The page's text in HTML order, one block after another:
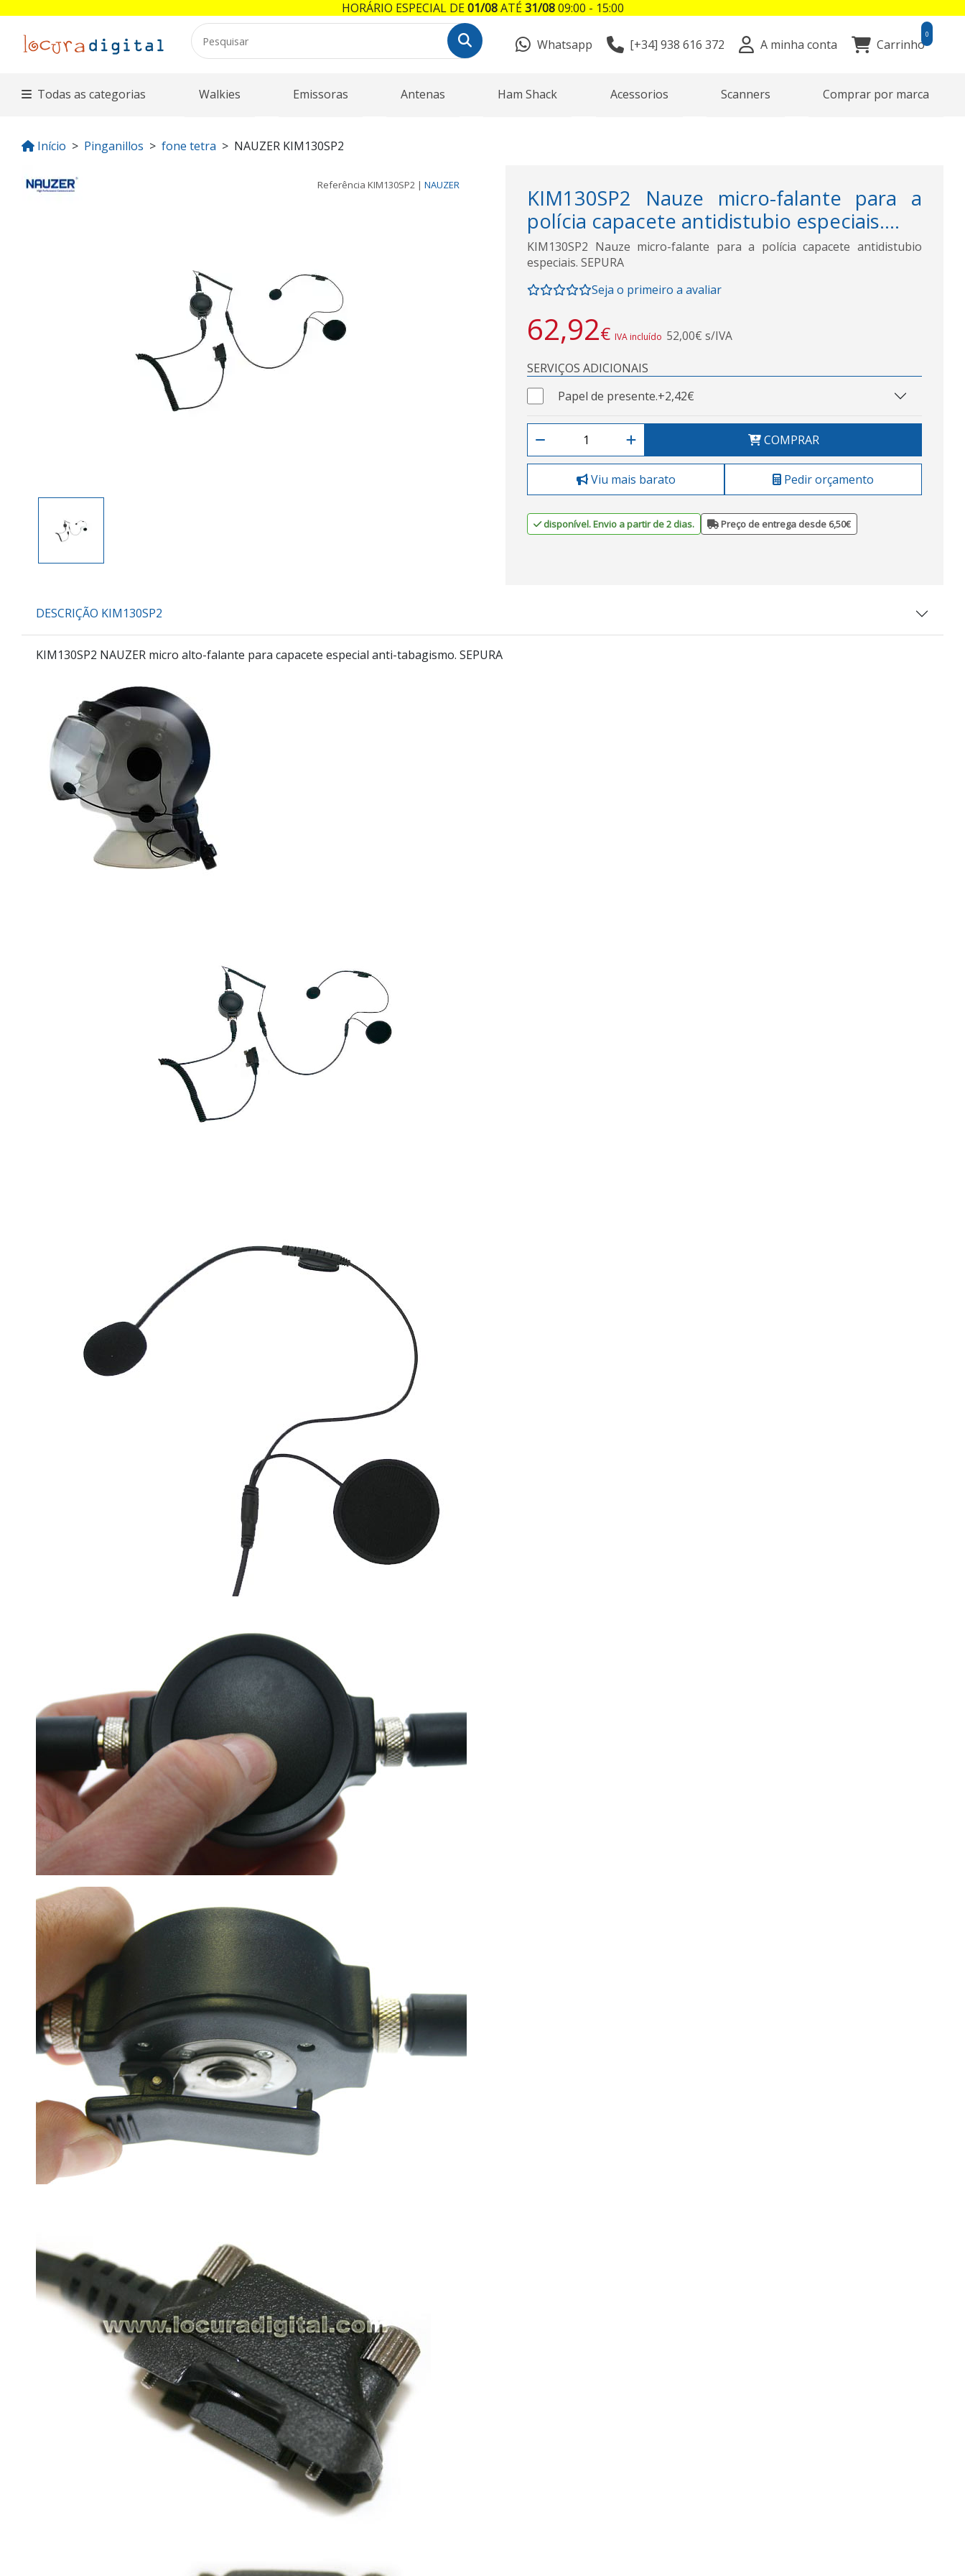
Whatsapp [+34] 938 616 372 A minha conta Carrinho
0
Todas as categorias Walkies Emissoras Antenas Ham Shack Acessorios Scanners Comprar por marca
Início Pinganillos fone tetra NAUZER KIM130SP2
Referência KIM130SP2 | NAUZER
KIM130SP2 Nauze micro-falante para a
polícia capacete antidistubio especiais....
KIM130SP2 Nauze micro-falante para a polícia capacete antidistubio
especiais. SEPURA
Seja o primeiro a avaliar
62,92€ IVA incluído 52,00€ s/IVA
SERVIÇOS ADICIONAIS
Papel de presente.+2,42€
COMPRAR
Viu mais barato Pedir orçamento
disponível. Envio a partir de 2 dias. Preço de entrega desde 6,50€
DESCRIÇÃO KIM130SP2
KIM130SP2 NAUZER micro alto-falante para capacete especial anti-tabagismo. SEPURA
HORÁRIO ESPECIAL DE01/08ATÉ31/0809:00 - 15:00